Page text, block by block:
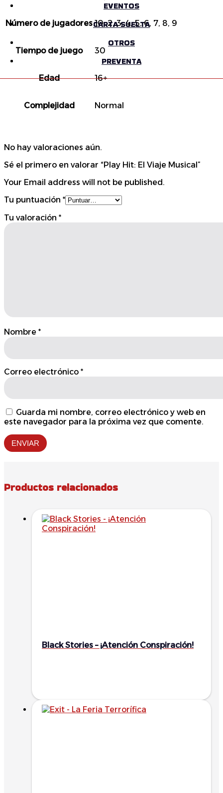
EVENTOS
CARTA SUELTA
OTROS
PREVENTA
EVENTOS
CARTA SUELTA
OTROS
PREVENTA
Número de jugadores 10, 2, 3, 4, 5, 6, 7, 8, 9
Tiempo de juego 30
Edad 16+
Complejidad Normal
No hay valoraciones aún.
Sé el primero en valorar “Play Hit: El Viaje Musical”
Your Email address will not be published.
Tu puntuación *
Tu valoración *
Nombre *
Correo electrónico *
Guarda mi nombre, correo electrónico y web en
este navegador para la próxima vez que comente.
Productos relacionados
Black Stories – ¡Atención Conspiración!